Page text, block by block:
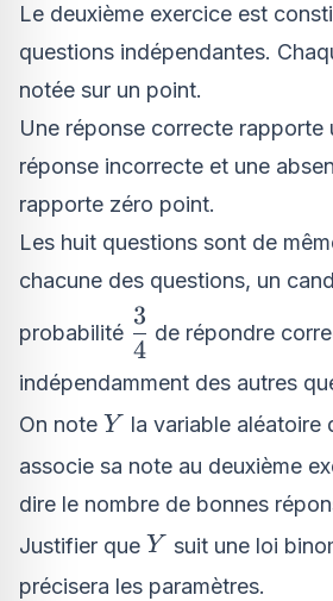
V(X_2)
Le deuxième exercice est
questions indépendantes.
notée sur un point.
Une réponse correcte rapporte
réponse incorrecte et une
rapporte zéro point.
Les huit questions sont de
chacune des questions, un
probabilité \dfrac{3}
{4}
4
3
de répondre
indépendamment des autres
On note Y
Y la variable aléatoire
associe sa note au deuxième
dire le nombre de bonnes
Justifier que Y
Y suit une loi
précisera les paramètres.